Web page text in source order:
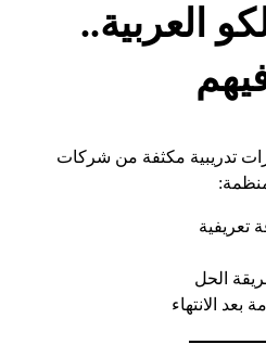
العربية..
تدريبية مكثفة من شركات
تعريفية
الحل
الانتهاء